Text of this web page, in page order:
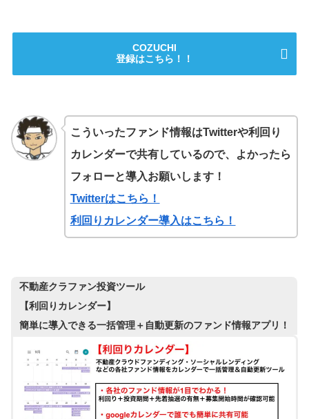
COZUCHI
登録はこちら！！
こういったファンド情報はTwitterや利回り
カレンダーで共有しているので、よかったら
フォローと導入お願いします！
Twitterはこちら！
利回りカレンダー導入はこちら！
不動産クラファン投資ツール
【利回りカレンダー】
簡単に導入できる一括管理＋自動更新のファンド情報アプリ！